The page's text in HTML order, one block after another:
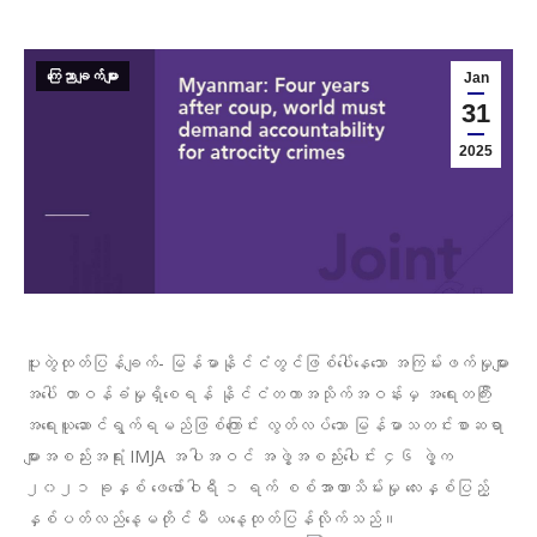
Jan
31
2025
ကြေညာချက်များ
ပူးတွဲထုတ်ပြန်ချက်- မြန်မာနိုင်ငံတွင်ဖြစ်ပေါ်နေသော အကြမ်းဖက်မှုများ
အပေါ် တာဝန်ခံမှုရှိစေရန် နိုင်ငံတကာအသိုက်အဝန်းမှ အရေးတကြီး
အရေးယူဆောင်ရွက်ရမည်ဖြစ်ကြောင်း လွတ်လပ်သော မြန်မာသတင်းစာဆရာ
များအစည်းအရုံး IMJA အပါအဝင် အဖွဲ့အစည်းပေါင်း ၄၆ ဖွဲ့က
၂၀၂၁ ခုနှစ် ဖေဖော်ဝါရီ ၁ ရက် စစ်အာဏာသိမ်းမှု လေးနှစ်ပြည့်
နှစ်ပတ်လည်နေ့မတိုင်မီ ယနေ့ထုတ်ပြန်လိုက်သည်။